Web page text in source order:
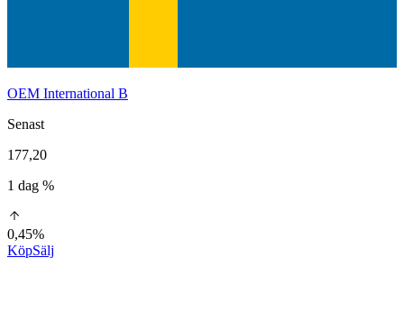
OEM International B
Senast
177,20
1 dag %
0,45%
KöpSälj